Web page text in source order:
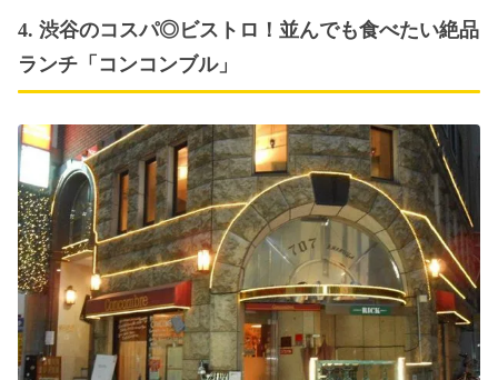
4. 渋谷のコスパ◎ビストロ！並んでも食べたい絶品
ランチ「コンコンブル」